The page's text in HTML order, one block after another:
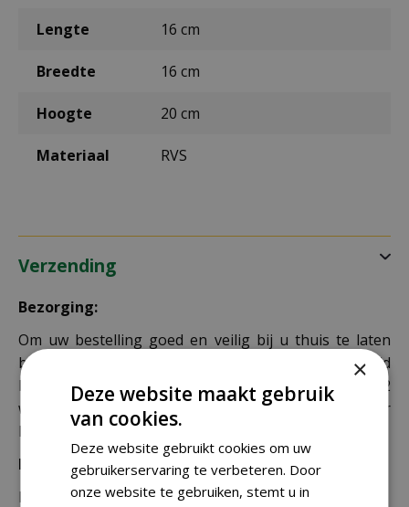
Lengte 16 cm
Breedte 16 cm
Hoogte 20 cm
Materiaal RVS
Verzending
Bezorging:
Om uw bestelling goed en veilig bij u thuis te laten
bezorgen maken wij gebruik van PostNL. De levertijd
bedraagt doorgaans tussen de 1 en 2
werkdagen. Deze bezorgtijd geldt zowel voor
Nederland als België.
Bezorgkosten Nederland:
Bestellingen van € 49,95 of meer verzenden wij gratis.
×
Deze website maakt gebruik
van cookies.
Deze website gebruikt cookies om uw
gebruikerservaring te verbeteren. Door
onze website te gebruiken, stemt u in